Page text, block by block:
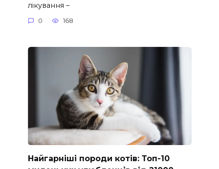
лікування –
0 168
Найгарніші породи котів: Топ-10